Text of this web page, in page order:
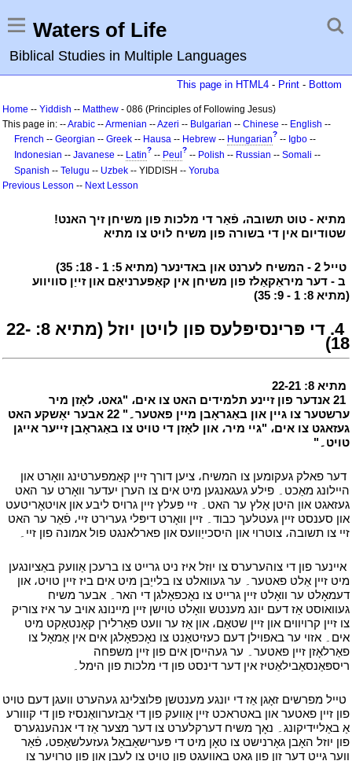
Waters of Life
Biblical Studies in Multiple Languages
This page in HTML4 - Print - Bottom
Home -- Yiddish -- Matthew - 086 (Principles of Following Jesus)
This page in: --Arabic --Armenian --Azeri -- Bulgarian -- Chinese -- English --
French -- Georgian -- Greek -- Hausa -- Hebrew -- Hungarian? -- Igbo --
Indonesian -- Javanese -- Latin? -- Peul ? -- Polish -- Russian -- Somali --
Spanish -- Telugu -- Uzbek -- YIDDISH -- Yoruba
Previous Lesson -- Next Lesson
מתיא - טוט תשובה، פֿאַר די מלכות פון משיחן זיך האנט!
שטודיום אין די בשורה פון משיח לויט צו מתיא
טייל 2 - המשיח לערנט און באדינער (מתיא 5: 1 - 18: 35)
ב - דער מיראַקאַלז פון משיחן אין קאַפּערניאַם און זייַן סוויווע
(מתיא 8: 1 - 9: 35)
י 4. די פּרינסיפּלעס פון לויטן יוזל (מתיא 8: 22-
18)
מתיא 8: 22-21
21 אנדער פון זיינע תלמידים האט צו אים، "גאט، לאָזן מיר
ערשטער צו גיין און באַגראָבן מיין פאטער۔" 22 אבער יאָשקע האט
געזאגט צו אים، "גיי מיר، און לאָזן די טויט צו באַגראָבן זייער אייגן
טויט۔"
דער פאלק געקומען צו המשיח، ציען דורך זיין קאַמפערטינג וואָרט און
היילונג מאַכט۔ פילע געגאנגען מיט אים צו הערן יעדער וואָרט ער האט
געזאגט און היטן אַלץ ער האט۔ זיי פּעלץ זיין גרויס ליבע און אויטאָריטעט
און סענסט זיין געטלעך כבוד۔ זיין וואָרט דיפּלי גערירט זיי، פֿאַר ער האט
זיי צו תשובה، צוטרוי און היסכייַוועס און פארלאנגט פול אמונה פון זיי۔
איינער פון די צוהערערס צו יוזל איז ניט גרייט צו ברעכן אַוועק באַציונגען
מיט זיין אַלט פאטער۔ ער געוואלט צו בלייַבן מיט אים ביז זיין טויט، און
דעמאָלט ער וואָלט זיין גרייט צו נאָכפאָלגן די האר۔ אבער משיח
געוואוסט אַז דעם יונג מענטש וואָלט טוישן זיין מיינונג אויב ער איז צוריק
צו זיין קרויווים און זיין שטאַם، און אַז ער וועט פאַרלירן קאָנטאַקט מיט
אים۔ אזוי ער באפוילן דעם כעזיטאַנט צו נאָכפאָלגן אים אין אַמאָל צו
פאַרלאָזן זיין פאטער۔ ער געהייסן אים פון זיין משפּחה
ריספּאַנסאַבילאַטיז אין דער דינסט פון די מלכות פון הימל۔
טייל מפרשים זאָגן אַז די יונגע מענטשן פּלוצלינג געהערט וועגן דעם טויט
פון זיין פאטער און באטראכט זיין אַוועק פון די אַבזערוואַנסיז פון די קווורע
אַ באַליידיקונג۔ נאָך משיח דערקלערט צו דער מצער אַז די אנהענגערס
פון יוזל האָבן גאָרנישט צו טאָן מיט די פּערישאַבאַל געזעלשאַפט، פֿאַר
ווער גייט דער זון פון גאָט באוועגט פון טויט צו לעבן און פון טרויער צו